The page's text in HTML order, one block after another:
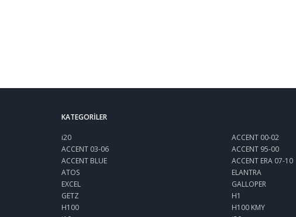
KATEGORILER
i20
ACCENT 00-02
ACCENT 03-06
ACCENT 95-00
ACCENT BLUE
ACCENT ERA 07-10
ATOS
ELANTRA
EXCEL
GALLOPER
GETZ
H1
H100
H100 KMY